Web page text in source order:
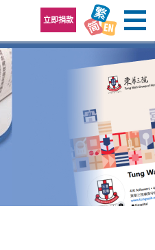
立即捐款